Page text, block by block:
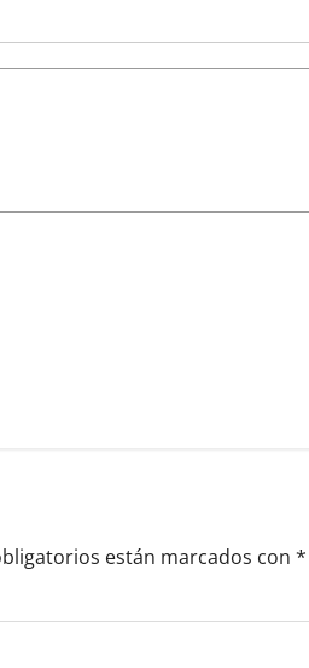
están marcados con *